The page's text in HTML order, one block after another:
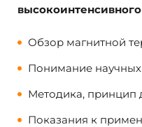
высокоинтенсивного
Обзор магнитной
Понимание
Методика, принцип
Показания к